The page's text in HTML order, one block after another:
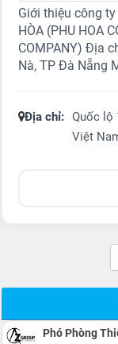
Giới thiệu công ty
HÒA (PHU HOA
COMPANY) Địa
Nà, TP Đà Nẵng
Địa chỉ: Quốc lộ
Việt
Phó Phòng